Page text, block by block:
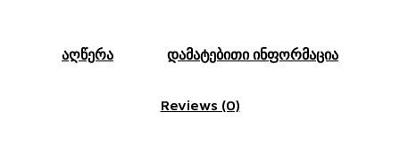
აღწერა დამატებითი ინფორმაცია
Reviews (0)